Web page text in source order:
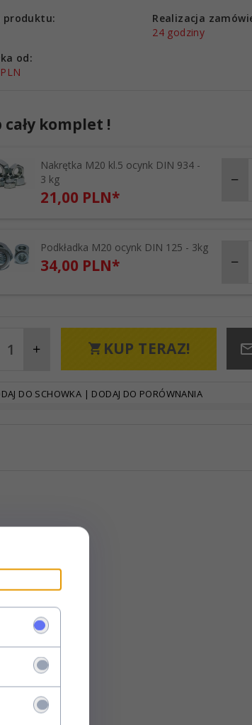
produktu:
Realizacja
24 godziny
od:
cały komplet !
Nakrętka M20 kl.5 ocynk DIN 934 -
3 kg
21,00 PLN*
Podkładka M20 ocynk DIN 125 - 3kg
34,00 PLN*
KUP TERAZ!
DO SCHOWKA | DODAJ DO PORÓWNANIA